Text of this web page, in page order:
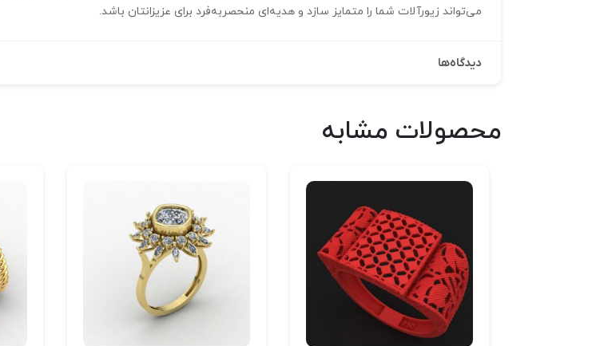
می‌تواند زیورآلات شما را متمایز سازد و هدیه‌ای منحصر‌به‌فرد برای عزیزانتان باشد.
دیدگاه‌ها
محصولات مشابه